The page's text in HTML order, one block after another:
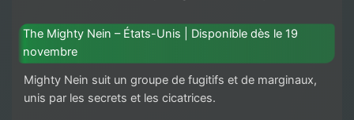
The Mighty Nein – États-Unis | Disponible dès le 19
novembre
Mighty Nein suit un groupe de fugitifs et de marginaux,
unis par les secrets et les cicatrices.